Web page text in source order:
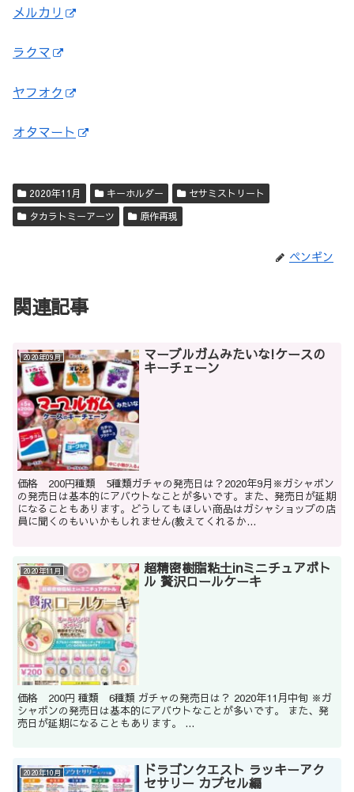
メルカリ
ラクマ
ヤフオク
オタマート
2020年11月 キーホルダー
セサミストリート
タカラトミーアーツ
原作再現
ペンギン
関連記事
2020年09月 マーブルガムみたいな!ケースの
キーチェーン
価格 200円種類 5種類ガチャの発売日は？2020年9月※ガシャポン
の発売日は基本的にアバウトなことが多いです。また、発売日が延期
になることもあります。どうしてもほしい商品はガシャショップの店
員に聞くのもいいかもしれません(教えてくれるか...
2020年11月 超精密樹脂粘土inミニチュアボト
ル 贅沢ロールケーキ
価格 200円 種類 6種類 ガチャの発売日は？ 2020年11月中旬 ※ガ
シャポンの発売日は基本的にアバウトなことが多いです。 また、発
売日が延期になることもあります。 ...
2020年10月 ドラゴンクエスト ラッキーアク
セサリー カプセル編